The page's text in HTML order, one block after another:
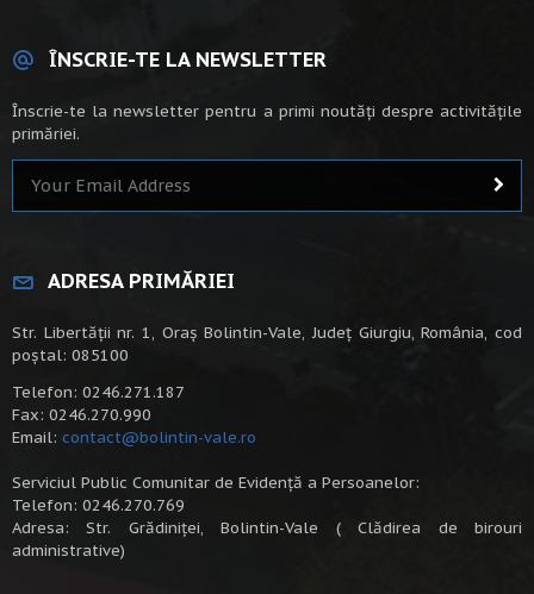
ÎNSCRIE-TE LA NEWSLETTER
Înscrie-te la newsletter pentru a primi noutăți despre activitățile
primăriei.
ADRESA PRIMĂRIEI
Str. Libertății nr. 1, Oraș Bolintin-Vale, Județ Giurgiu, România, cod
poștal: 085100
Telefon: 0246.271.187
Fax: 0246.270.990
Email: contact@bolintin-vale.ro
Serviciul Public Comunitar de Evidență a Persoanelor:
Telefon: 0246.270.769
Adresa: Str. Grădiniței, Bolintin-Vale ( Clădirea de birouri
administrative)